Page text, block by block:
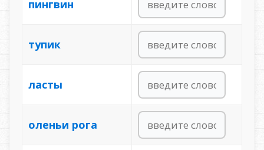
пингвин
тупик
ласты
оленьи рога